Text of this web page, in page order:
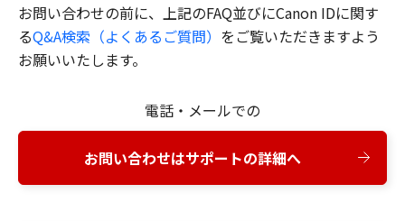
お問い合わせの前に、上記のFAQ並びにCanon IDに関す
るQ&A検索（よくあるご質問） をご覧いただきますよう
お願いいたします。
電話・メールでの
お問い合わせはサポートの詳細へ